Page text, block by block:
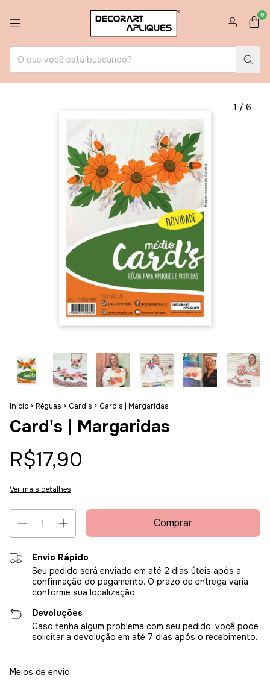
0
1 / 6
Início > Réguas > Card's > Card's | Margaridas
Card's | Margaridas
R$17,90
Ver mais detalhes
Envio Rápido
Seu pedido será enviado em até 2 dias úteis após a
confirmação do pagamento. O prazo de entrega varia
conforme sua localização.
Devoluções
Caso tenha algum problema com seu pedido, você pode
solicitar a devolução em até 7 dias após o recebimento.
Entregas para o CEP:
Meios de envio